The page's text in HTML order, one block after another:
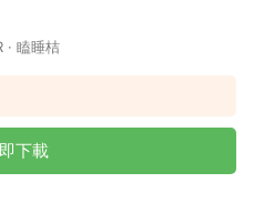
· 瞌睡桔
下載